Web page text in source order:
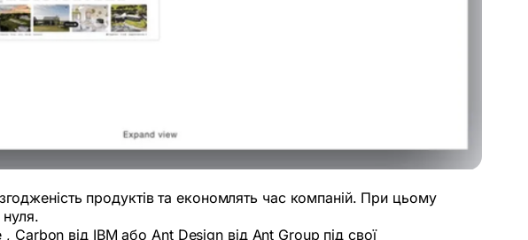
продуктів та економлять час компаній. При цьому
від IBM або Ant Design від Ant Group під свої